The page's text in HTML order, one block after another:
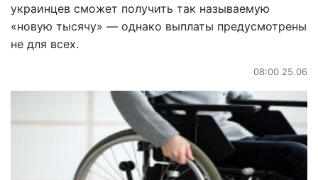
украинцев сможет получить так называемую
«новую тысячу» — однако выплаты предусмотрены
не для всех.
08:00 25.06